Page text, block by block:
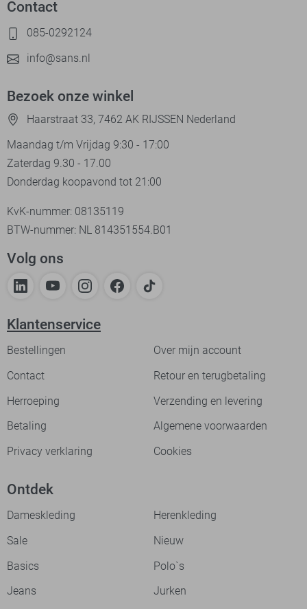
Contact
085-0292124
info@sans.nl
Bezoek onze winkel
Haarstraat 33, 7462 AK RIJSSEN Nederland
Maandag t/m Vrijdag 9:30 - 17:00
Zaterdag 9.30 - 17.00
Donderdag koopavond tot 21:00
KvK-nummer: 08135119
BTW-nummer: NL 814351554.B01
Volg ons
Klantenservice
Bestellingen
Over mijn account
Contact
Retour en terugbetaling
Herroeping
Verzending en levering
Betaling
Algemene voorwaarden
Privacy verklaring
Cookies
Ontdek
Dameskleding
Herenkleding
Sale
Nieuw
Basics
Polo`s
Jeans
Jurken